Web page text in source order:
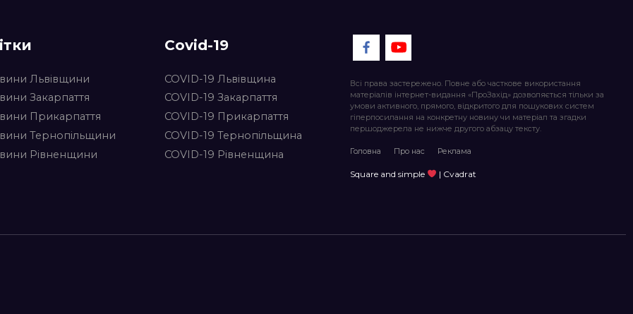
Львівщини
Закарпаття
Прикарпаття
Тернопільщини
Рівненщини
Covid-19
COVID-19 Львівщина
COVID-19 Закарпаття
COVID-19 Прикарпаття
COVID-19 Тернопільщина
COVID-19 Рівненщина
Всі права застережено. Повне або часткове використання
матеріалів інтернет-видання «ПроЗахід» дозволяється тільки за
умови активного, прямого, відкритого для пошукових систем
гіперпосилання на конкретну новину чи матеріал та згадки
першоджерела не нижче другого абзацу тексту.
Головна Про нас Реклама
Square and simple | Cvadrat